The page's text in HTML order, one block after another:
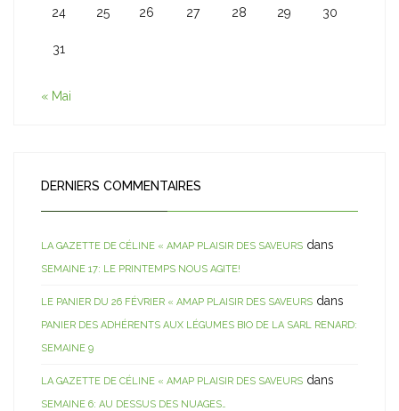
24 25 26 27 28 29 30
31
« Mai
DERNIERS COMMENTAIRES
LA GAZETTE DE CÉLINE « AMAP PLAISIR DES SAVEURS dans
SEMAINE 17: LE PRINTEMPS NOUS AGITE!
LE PANIER DU 26 FÉVRIER « AMAP PLAISIR DES SAVEURS dans
PANIER DES ADHÉRENTS AUX LÉGUMES BIO DE LA SARL RENARD:
SEMAINE 9
LA GAZETTE DE CÉLINE « AMAP PLAISIR DES SAVEURS dans
SEMAINE 6: AU DESSUS DES NUAGES…